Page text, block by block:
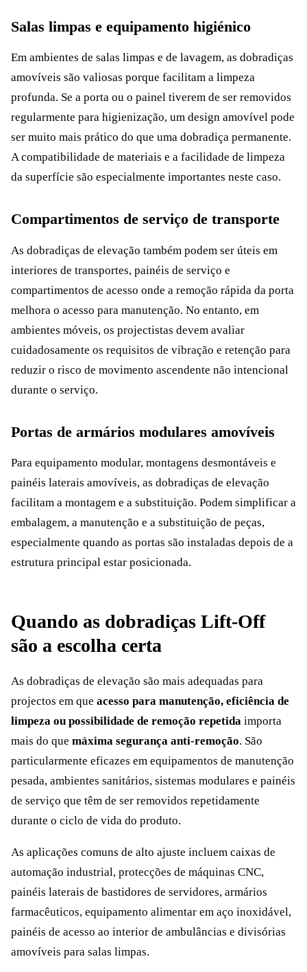
Salas limpas e equipamento higiénico
Em ambientes de salas limpas e de lavagem, as dobradiças
amovíveis são valiosas porque facilitam a limpeza
profunda. Se a porta ou o painel tiverem de ser removidos
regularmente para higienização, um design amovível pode
ser muito mais prático do que uma dobradiça permanente.
A compatibilidade de materiais e a facilidade de limpeza
da superfície são especialmente importantes neste caso.
Compartimentos de serviço de transporte
As dobradiças de elevação também podem ser úteis em
interiores de transportes, painéis de serviço e
compartimentos de acesso onde a remoção rápida da porta
melhora o acesso para manutenção. No entanto, em
ambientes móveis, os projectistas devem avaliar
cuidadosamente os requisitos de vibração e retenção para
reduzir o risco de movimento ascendente não intencional
durante o serviço.
Portas de armários modulares amovíveis
Para equipamento modular, montagens desmontáveis e
painéis laterais amovíveis, as dobradiças de elevação
facilitam a montagem e a substituição. Podem simplificar a
embalagem, a manutenção e a substituição de peças,
especialmente quando as portas são instaladas depois de a
estrutura principal estar posicionada.
Quando as dobradiças Lift-Off
são a escolha certa
As dobradiças de elevação são mais adequadas para
projectos em que acesso para manutenção, eficiência de
limpeza ou possibilidade de remoção repetida importa
mais do que máxima segurança anti-remoção. São
particularmente eficazes em equipamentos de manutenção
pesada, ambientes sanitários, sistemas modulares e painéis
de serviço que têm de ser removidos repetidamente
durante o ciclo de vida do produto.
As aplicações comuns de alto ajuste incluem caixas de
automação industrial, protecções de máquinas CNC,
painéis laterais de bastidores de servidores, armários
farmacêuticos, equipamento alimentar em aço inoxidável,
painéis de acesso ao interior de ambulâncias e divisórias
amovíveis para salas limpas.